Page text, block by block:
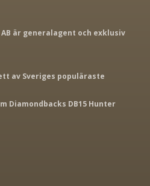
är generalagent och exklusiv
av Sveriges populäraste
Diamondbacks DB15 Hunter